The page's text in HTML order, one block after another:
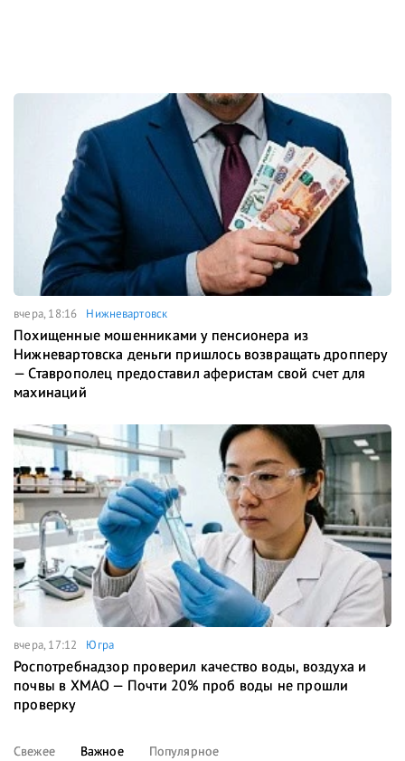
вчера, 18:16 Нижневартовск
Похищенные мошенниками у пенсионера из
Нижневартовска деньги пришлось возвращать дропперу
— Ставрополец предоставил аферистам свой счет для
махинаций
вчера, 17:12 Югра
Роспотребнадзор проверил качество воды, воздуха и
почвы в ХМАО — Почти 20% проб воды не прошли
проверку
Свежее Важное Популярное